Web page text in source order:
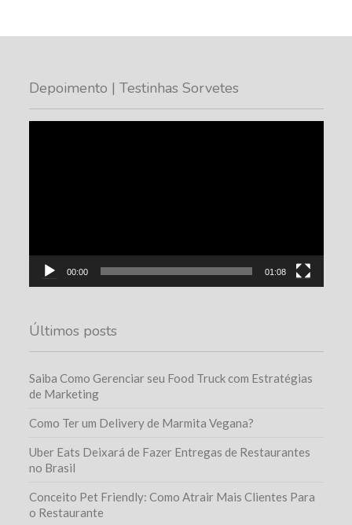
Depoimento | Testinhas Sorvetes
00:00 01:08
Últimos posts
Saiba Como Gerenciar seu Food Truck com Estratégias
de Marketing
Como Ter um Delivery de Marmita Vegana?
Uber Eats Deixará de Fazer Entregas de Restaurantes
no Brasil
Conceito Pet Friendly: Como Atrair Mais Clientes Para
o Restaurante